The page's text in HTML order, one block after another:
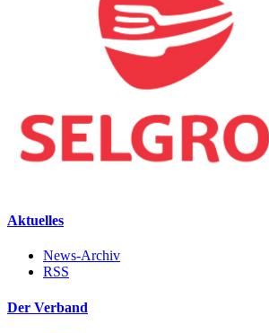
Aktuelles
News-Archiv
RSS
Der Verband